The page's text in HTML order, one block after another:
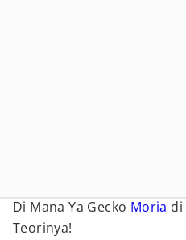
Di Mana Ya Gecko Moria di
Teorinya!